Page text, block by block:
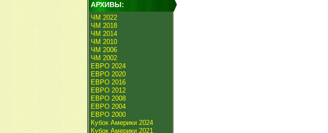
АРХИВЫ:
ЧМ 2022
ЧМ 2018
ЧМ 2014
ЧМ 2010
ЧМ 2006
ЧМ 2002
ЕВРО 2024
ЕВРО 2020
ЕВРО 2016
ЕВРО 2012
ЕВРО 2008
ЕВРО 2004
ЕВРО 2000
Кубок Америки 2024
Кубок Америки 2021